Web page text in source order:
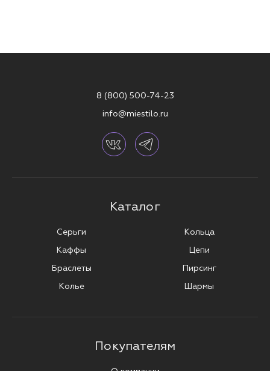
8 (800) 500-74-23
info@miestilo.ru
Каталог
Серьги
Каффы
Браслеты
Колье
Кольца
Цепи
Пирсинг
Шармы
Покупателям